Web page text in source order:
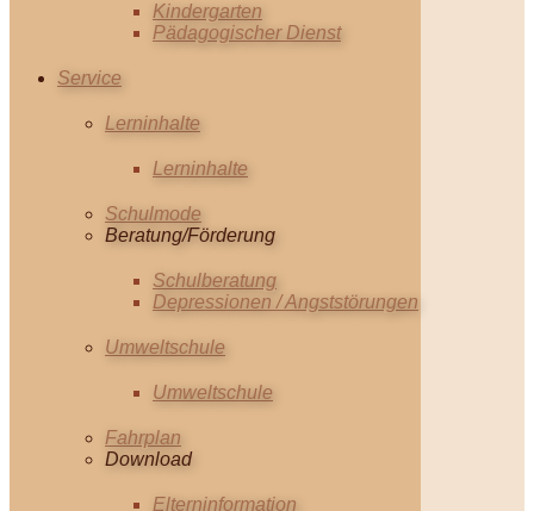
Kindergarten
Pädagogischer Dienst
Service
Lerninhalte
Lerninhalte
Schulmode
Beratung/Förderung
Schulberatung
Depressionen / Angststörungen
Umweltschule
Umweltschule
Fahrplan
Download
Elterninformation